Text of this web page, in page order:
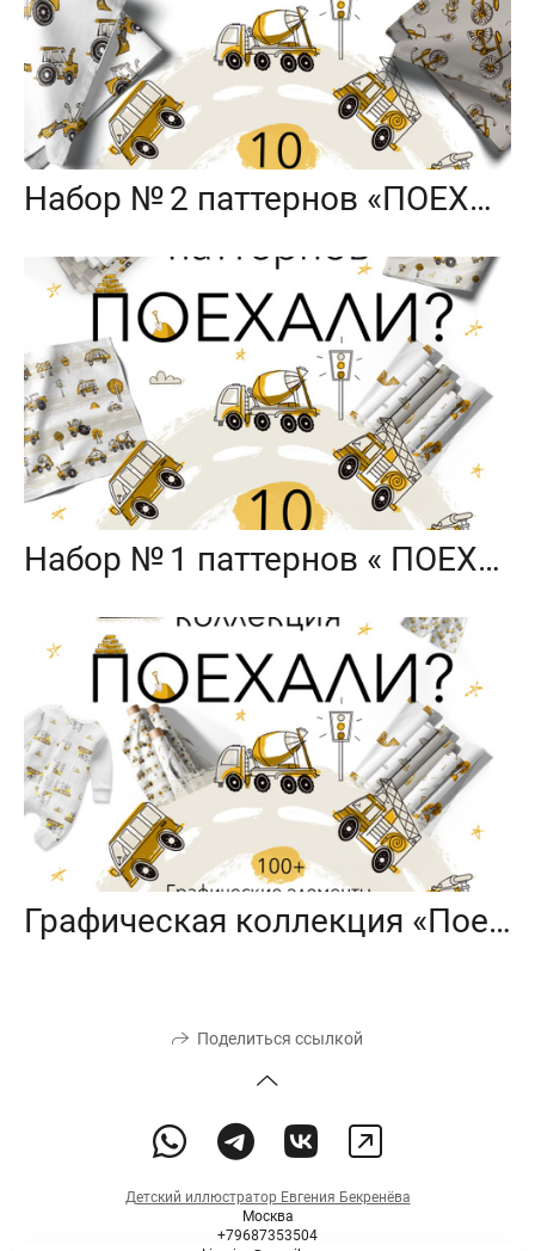
Набор № 2 паттернов «ПОЕХАЛИ?»
Набор № 1 паттернов « ПОЕХАЛИ?»
Графическая коллекция «Поехали?»
Поделиться ссылкой
Детский иллюстратор Евгения Бекренёва
Москва
+79687353504